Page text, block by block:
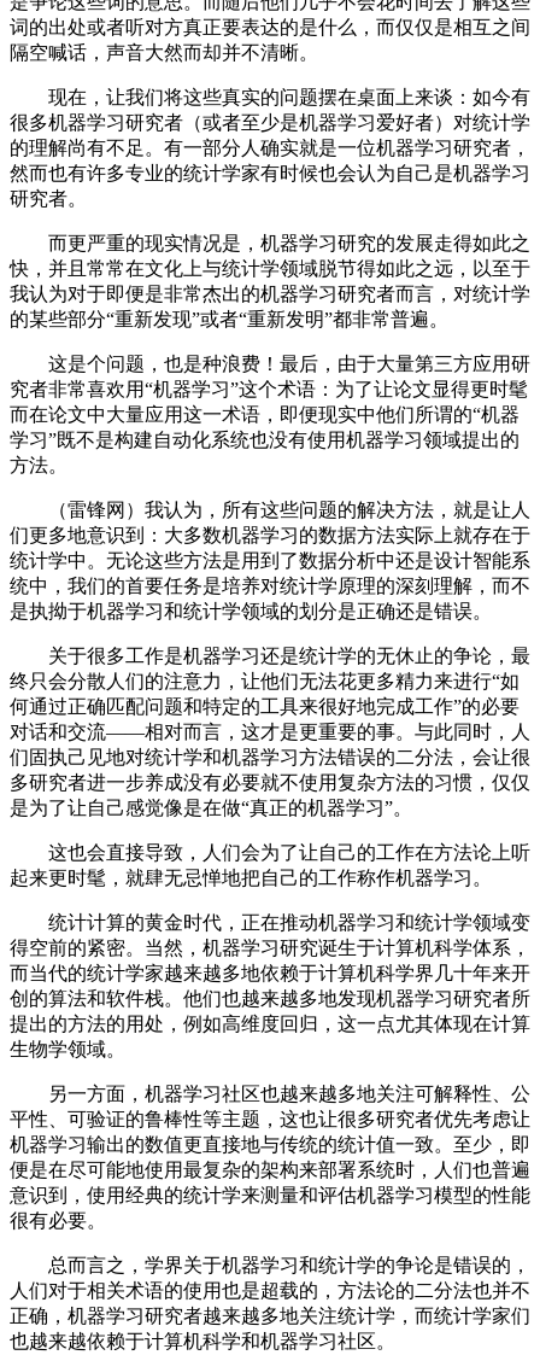
词的出处或者听对方真正要表达的是什么，而仅仅是相互之间
隔空喊话，声音大然而却并不清晰。
现在，让我们将这些真实的问题摆在桌面上来谈：如今有
很多机器学习研究者（或者至少是机器学习爱好者）对统计学
的理解尚有不足。有一部分人确实就是一位机器学习研究者，
然而也有许多专业的统计学家有时候也会认为自己是机器学习
研究者。
而更严重的现实情况是，机器学习研究的发展走得如此之
快，并且常常在文化上与统计学领域脱节得如此之远，以至于
我认为对于即便是非常杰出的机器学习研究者而言，对统计学
的某些部分“重新发现”或者“重新发明”都非常普遍。
这是个问题，也是种浪费！最后，由于大量第三方应用研
究者非常喜欢用“机器学习”这个术语：为了让论文显得更时髦
而在论文中大量应用这一术语，即便现实中他们所谓的“机器
学习”既不是构建自动化系统也没有使用机器学习领域提出的
方法。
（雷锋网）我认为，所有这些问题的解决方法，就是让人
们更多地意识到：大多数机器学习的数据方法实际上就存在于
统计学中。无论这些方法是用到了数据分析中还是设计智能系
统中，我们的首要任务是培养对统计学原理的深刻理解，而不
是执拗于机器学习和统计学领域的划分是正确还是错误。
关于很多工作是机器学习还是统计学的无休止的争论，最
终只会分散人们的注意力，让他们无法花更多精力来进行“如
何通过正确匹配问题和特定的工具来很好地完成工作”的必要
对话和交流——相对而言，这才是更重要的事。与此同时，人
们固执己见地对统计学和机器学习方法错误的二分法，会让很
多研究者进一步养成没有必要就不使用复杂方法的习惯，仅仅
是为了让自己感觉像是在做“真正的机器学习”。
这也会直接导致，人们会为了让自己的工作在方法论上听
起来更时髦，就肆无忌惮地把自己的工作称作机器学习。
统计计算的黄金时代，正在推动机器学习和统计学领域变
得空前的紧密。当然，机器学习研究诞生于计算机科学体系，
而当代的统计学家越来越多地依赖于计算机科学界几十年来开
创的算法和软件栈。他们也越来越多地发现机器学习研究者所
提出的方法的用处，例如高维度回归，这一点尤其体现在计算
生物学领域。
另一方面，机器学习社区也越来越多地关注可解释性、公
平性、可验证的鲁棒性等主题，这也让很多研究者优先考虑让
机器学习输出的数值更直接地与传统的统计值一致。至少，即
便是在尽可能地使用最复杂的架构来部署系统时，人们也普遍
意识到，使用经典的统计学来测量和评估机器学习模型的性能
很有必要。
总而言之，学界关于机器学习和统计学的争论是错误的，
人们对于相关术语的使用也是超载的，方法论的二分法也并不
正确，机器学习研究者越来越多地关注统计学，而统计学家们
也越来越依赖于计算机科学和机器学习社区。